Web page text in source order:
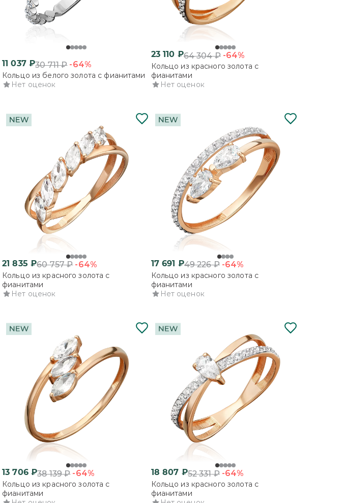
11 037₽30 711₽ -64%
Кольцо из белого золота с фианитами
Нет оценок
23 110 ₽64 304₽ -64%
Кольцо из красного золота с
фианитами
Нет оценок
21 835 ₽60 757₽ -64%
Кольцо из красного золота с
фианитами
Нет оценок
17 691 ₽49 226₽ -64%
Кольцо из красного золота с
фианитами
Нет оценок
13 706₽38 139₽ -64%
Кольцо из красного золота с
фианитами
18 807 ₽52 331₽ -64%
Кольцо из красного золота с
фианитами